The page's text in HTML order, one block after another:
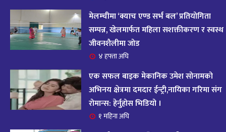
अगस्ट २०२५
११ महिना अघि
१६ आजको राशिफल – २०८२ साल भाद्र १० गते, मंगलबार
१७ आजको राशिफल – २०८२ साल भाद्र १० गते, मंगलबार
११ महिना अघि
मेलम्चीमा ‘क्याच एण्ड सर्भ बल’ प्रतियोगिता
सम्पन्न, खेलमार्फत महिला सशक्तीकरण र स्वस्थ
जीवनशैलीमा जोड
४ हफ्ता अघि
एक सफल बाइक मेकानिक उमेश सोनामको
अभिनय क्षेत्रमा दमदार ईन्ट्री,नायिका गरिमा संग
रोमान्स: हेर्नुहोस भिडियो ।
१ महिना अघि